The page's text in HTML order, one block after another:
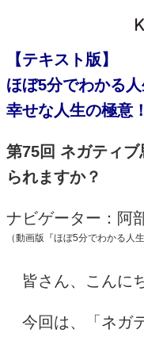
【テキスト版】
ほぼ5分でわかる
幸せな人生の極意！
第75回 ネガティブ
られますか？
ナビゲーター：阿
（動画版『ほぼ5分でわかる人
皆さん、こんに
今回は、「ネガ